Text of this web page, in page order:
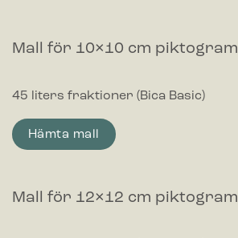
Mall för 10×10 cm piktogram
45 liters fraktioner (Bica Basic)
Hämta mall
Mall för 12×12 cm piktogram